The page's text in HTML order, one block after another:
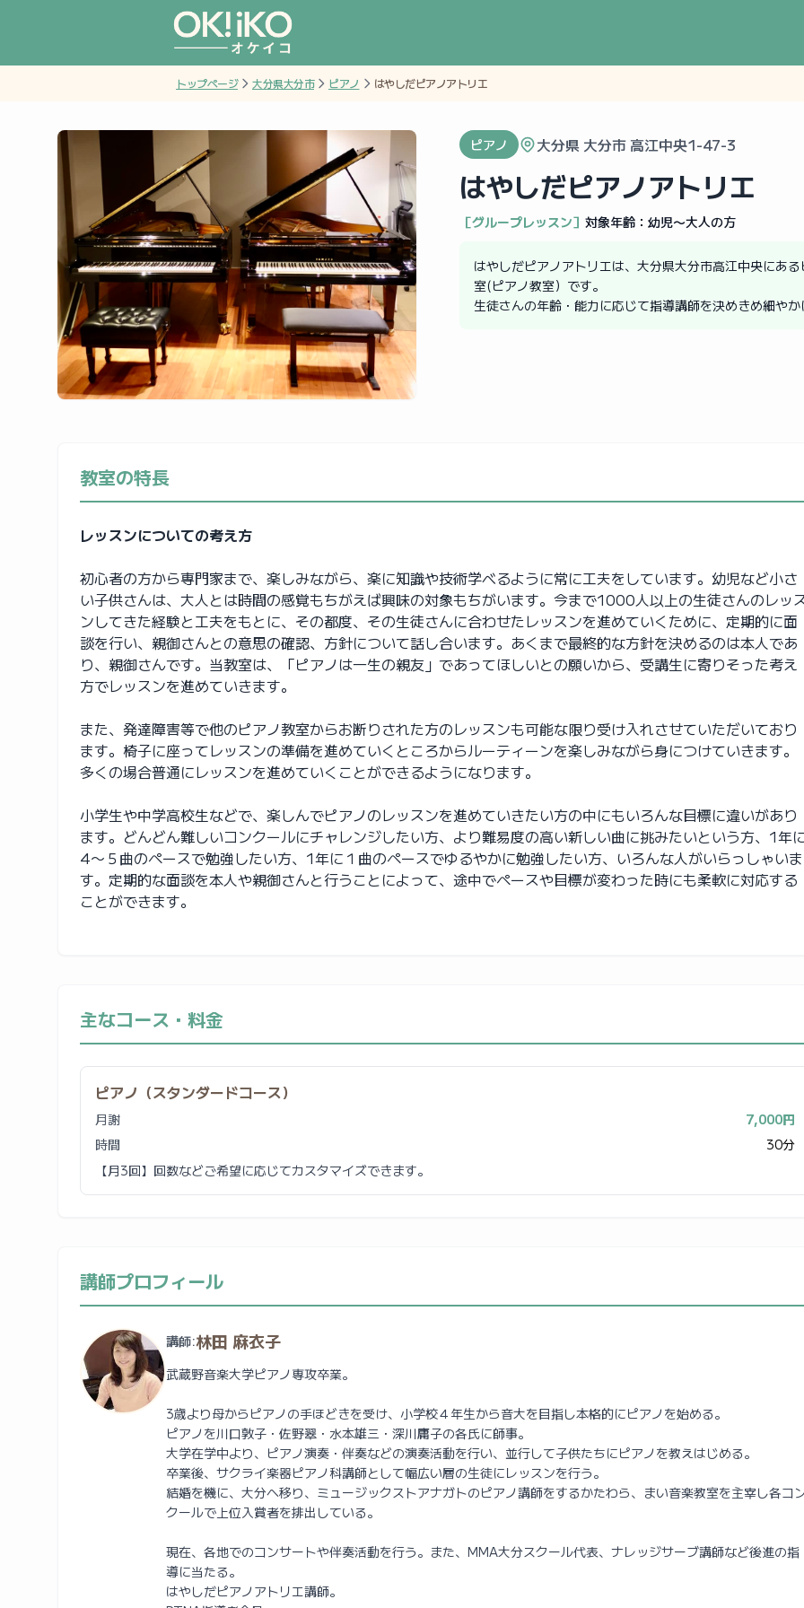
トップページ 大分県大分市 ピアノ はやしだピアノアトリエ
ピアノ 大分県 大分市 高江中央1-47-3
はやしだピアノアトリエ
［グループレッスン］ 対象年齢： 幼児〜大人の方
はやしだピアノアトリエは、大分県大分市高江中央にあ
室(ピアノ教室）です。
生徒さんの年齢・能力に応じて指導講師を決めきめ細や
教室の特長
レッスンについての考え方
初心者の方から専門家まで、楽しみながら、楽に知識や技術学べるように常に工夫をしています。幼児など小さ
い子供さんは、大人とは時間の感覚もちがえば興味の対象もちがいます。今まで1000人以上の生徒さんのレッ
ンしてきた経験と工夫をもとに、その都度、その生徒さんに合わせたレッスンを進めていくために、定期的に面
談を行い、親御さんとの意思の確認、方針について話し合います。あくまで最終的な方針を決めるのは本人であ
り、親御さんです。当教室は、「ピアノは一生の親友」であってほしいとの願いから、受講生に寄りそった考え
方でレッスンを進めていきます。
また、発達障害等で他のピアノ教室からお断りされた方のレッスンも可能な限り受け入れさせていただいており
ます。椅子に座ってレッスンの準備を進めていくところからルーティーンを楽しみながら身につけていきます。
多くの場合普通にレッスンを進めていくことができるようになります。
小学生や中学高校生などで、楽しんでピアノのレッスンを進めていきたい方の中にもいろんな目標に違いがあり
ます。どんどん難しいコンクールにチャレンジしたい方、より難易度の高い新しい曲に挑みたいという方、1年
4〜５曲のペースで勉強したい方、1年に１曲のペースでゆるやかに勉強したい方、いろんな人がいらっしゃいま
す。定期的な面談を本人や親御さんと行うことによって、途中でペースや目標が変わった時にも柔軟に対応する
ことができます。
主なコース・料金
ピアノ（スタンダードコース）
月謝
7,000円
時間
30分
【月3回】回数などご希望に応じてカスタマイズできます。
講師プロフィール
講師:林田 麻衣子
武蔵野音楽大学ピアノ専攻卒業。
3歳より母からピアノの手ほどきを受け、小学校４年生から音大を目指し本格的にピアノを始める。
ピアノを川口敦子・佐野翠・水本雄三・深川庸子の各氏に師事。
大学在学中より、ピアノ演奏・伴奏などの演奏活動を行い、並行して子供たちにピアノを教えはじめる。
卒業後、サクライ楽器ピアノ科講師として幅広い層の生徒にレッスンを行う。
結婚を機に、大分へ移り、ミュージックストアナガトのピアノ講師をするかたわら、まい音楽教室を主宰し各コ
クールで上位入賞者を排出している。
現在、各地でのコンサートや伴奏活動を行う。また、MMA大分スクール代表、ナレッジサーブ講師など後進の指
導に当たる。
はやしだピアノアトリエ講師。